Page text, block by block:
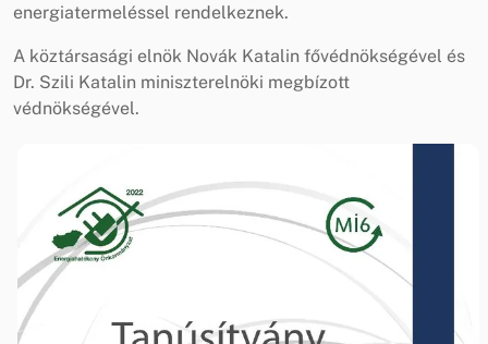
energiatermeléssel rendelkeznek.
A köztársasági elnök Novák Katalin fővédnökségével és
Dr. Szili Katalin miniszterelnöki megbízott
védnökségével.